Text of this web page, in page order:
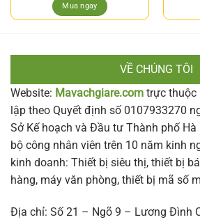
Mua ngay
VỀ CHÚNG TÔI
Website: Mavachgiare.com trực thuộc
lập theo Quyết định số 0107933270
Sở Kế hoạch và Đầu tư Thành phố
bộ công nhân viên trên 10 năm kinh
kinh doanh: Thiết bị siêu thị, thiết bị
hàng, máy văn phòng, thiết bị mã số
Địa chỉ: Số 21 – Ngõ 9 – Lương Đình